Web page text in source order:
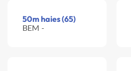
50m haies (65)
BEM -